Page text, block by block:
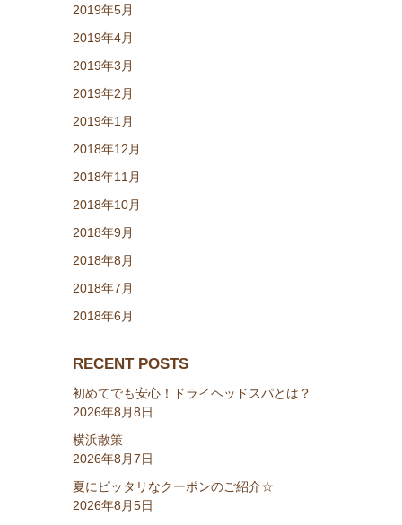
2019年5月
2019年4月
2019年3月
2019年2月
2019年1月
2018年12月
2018年11月
2018年10月
2018年9月
2018年8月
2018年7月
2018年6月
RECENT POSTS
初めてでも安心！ドライヘッドスパとは？
2026年8月8日
横浜散策
2026年8月7日
夏にピッタリなクーポンのご紹介☆
2026年8月5日